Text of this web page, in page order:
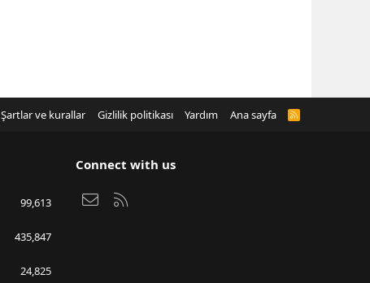
Şartlar ve kurallar Gizlilik politikası Yardım Ana sayfa
R
99,613
435,847
24,825
Connect with us
Bize ulaşın